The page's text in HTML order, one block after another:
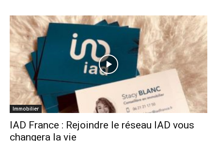
Immobilier
IAD France : Rejoindre le réseau IAD vous
changera la vie